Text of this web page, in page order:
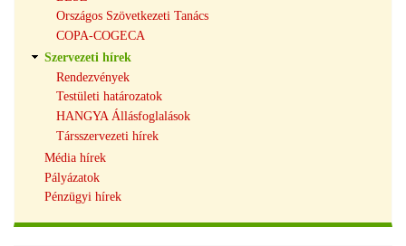
Országos Szövetkezeti Tanács
COPA-COGECA
Szervezeti hírek
Rendezvények
Testületi határozatok
HANGYA Állásfoglalások
Társszervezeti hírek
Média hírek
Pályázatok
Pénzügyi hírek